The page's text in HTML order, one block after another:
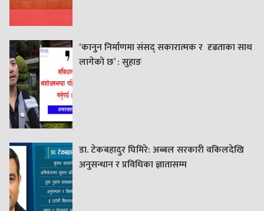
‘कानुन निर्माणमा संसद् सकारात्मक र दृढताका साथ
लागेको छ’ : सुहाङ
डा. टेकबहादुर घिमिरे: अब्बल सरकारी वकिलदेखि
अनुसन्धान र प्रविधिका ज्ञातासम्म